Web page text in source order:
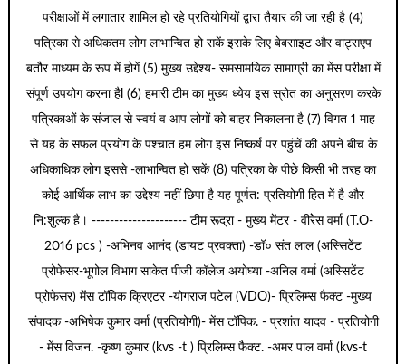
परीक्षाओं में लगातार शामिल हो रहे प्रतियोगियों द्वारा तैयार की जा रही है (4)
पत्रिका से अधिकतम लोग लाभान्वित हो सकें इसके लिए बेबसाइट और वाट्सएप
बतौर माध्यम के रूप में होगें (5) मुख्य उद्देश्य- समसामयिक सामाग्री का मेंस परीक्षा में
संपूर्ण उपयोग करना हैl (6) हमारी टीम का मुख्य ध्येय इस स्रोत का अनुसरण करके
पत्रिकाओं के संजाल से स्वयं व आप लोगों को बाहर निकालना है (7) विगत 1 माह
से यह के सफल प्रयोग के पश्चात हम लोग इस निष्कर्ष पर पहुंचें की अपने बीच के
अधिकाधिक लोग इससे -लाभान्वित हो सकें (8) पत्रिका के पीछे किसी भी तरह का
कोई आर्थिक लाभ का उद्देश्य नहीं छिपा है यह पूर्णत: प्रतियोगी हित में है और
नि:शुल्क है। --------------------- टीम रूद्रा - मुख्य मेंटर - वीरेेस वर्मा (T.O-
2016 pcs ) -अभिनव आनंद (डायट प्रवक्ता) -डॉ० संत लाल (अस्सिटेंट
प्रोफेसर-भूगोल विभाग साकेत पीजी कॉलेज अयोघ्या -अनिल वर्मा (अस्सिटेंट
प्रोफेसर) मेंस टॉपिक क्रिएटर -योगराज पटेल (VDO)- प्रिलिम्स फैक्ट -मुख्य
संपादक -अभिषेक कुमार वर्मा (प्रतियोगी)- मेंस टॉपिक. - प्रशांत यादव - प्रतियोगी
- मेंस विजन. -कृष्ण कुमार (kvs -t ) प्रिलिम्स फैक्ट. -अमर पाल वर्मा (kvs-t